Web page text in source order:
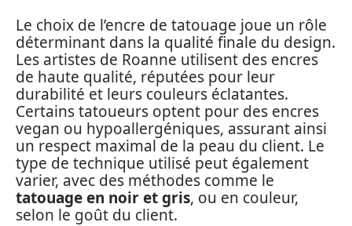
Le choix de l’encre de tatouage joue un rôle
déterminant dans la qualité finale du design.
Les artistes de Roanne utilisent des encres
de haute qualité, réputées pour leur
durabilité et leurs couleurs éclatantes.
Certains tatoueurs optent pour des encres
vegan ou hypoallergéniques, assurant ainsi
un respect maximal de la peau du client. Le
type de technique utilisé peut également
varier, avec des méthodes comme le
tatouage en noir et gris, ou en couleur,
selon le goût du client.